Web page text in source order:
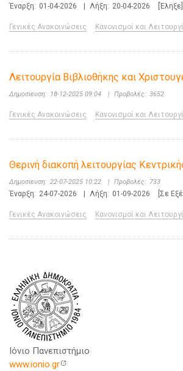
Έναρξη: 01-04-2026 | Λήξη: 20-04-2026 [Έληξε]
Γενικές Ανακοινώσεις Κανονισμοί και
Λειτουργία Βιβλιοθήκης και
Δημοσίευση: 18-12-2025 09:04 | Προβολές: 3652
Γενικές Ανακοινώσεις Κανονισμοί και
Θερινή διακοπή λειτουργίας
Δημοσίευση: 22-07-2025 10:22 | Προβολές: 733
Έναρξη: 24-07-2026 | Λήξη: 01-09-2026 [Σε
Γενικές Ανακοινώσεις Κανονισμοί και
Ιόνιο Πανεπιστήμιο
www.ionio.gr